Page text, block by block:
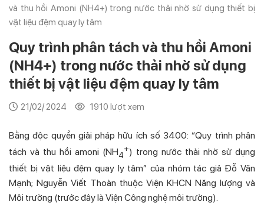
và thu hồi Amoni (NH4+) trong nước thải nhờ sử dụng thiết bị
vật liệu đệm quay ly tâm
Quy trình phân tách và thu hồi Amoni
(NH4+) trong nước thải nhờ sử dụng
thiết bị vật liệu đệm quay ly tâm
21/02/ 2024 1910 lượt xem
Bằng độc quyền giải pháp hữu ích số 3400: “Quy trình phân
tách và thu hồi amoni (NH4
+) trong nước thải nhờ sử dụng
thiết bị vật liệu đệm quay ly tâm” của nhóm tác giả Đỗ Văn
Mạnh; Nguyễn Viết Thoàn thuộc Viện KHCN Năng lượng và
Môi trường (trước đây là Viện Công nghệ môi trường).